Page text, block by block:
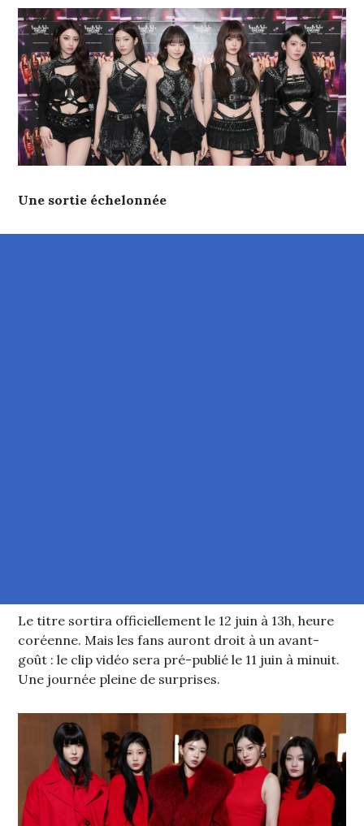
Une sortie échelonnée
Le titre sortira officiellement le 12 juin à 13h, heure
coréenne. Mais les fans auront droit à un avant-
goût : le clip vidéo sera pré-publié le 11 juin à minuit.
Une journée pleine de surprises.